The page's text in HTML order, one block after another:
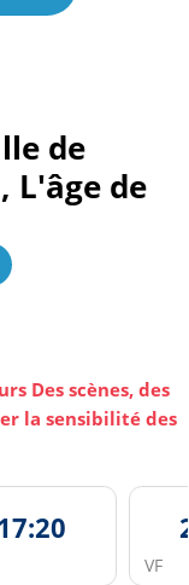
de
L'âge de
Des scènes, des
la sensibilité des
VF